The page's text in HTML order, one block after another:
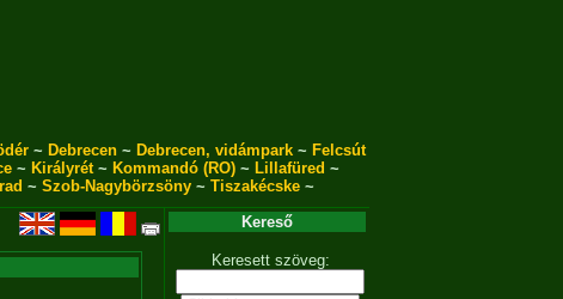
~ Debrecen~ Debrecen, vidámpark~ Felcsút
~ Királyrét~ Kommandó (RO) ~ Lillafüred ~
~ Szob-Nagybörzsöny~ Tiszakécske~
Kereső
Keresett szöveg: